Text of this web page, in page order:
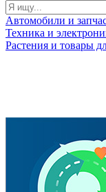
Автомобили и
Техника и
Растения и товары